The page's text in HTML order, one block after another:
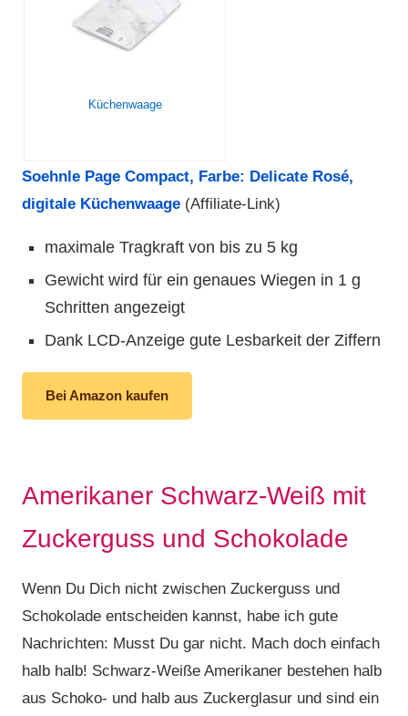
Küchenwaage
Soehnle Page Compact, Farbe: Delicate Rosé,
digitale Küchenwaage (Affiliate-Link)
maximale Tragkraft von bis zu 5 kg
Gewicht wird für ein genaues Wiegen in 1 g
Schritten angezeigt
Dank LCD-Anzeige gute Lesbarkeit der Ziffern
Bei Amazon kaufen
Amerikaner Schwarz-Weiß mit
Zuckerguss und Schokolade
Wenn Du Dich nicht zwischen Zuckerguss und
Schokolade entscheiden kannst, habe ich gute
Nachrichten: Musst Du gar nicht. Mach doch einfach
halb halb! Schwarz-Weiße Amerikaner bestehen halb
aus Schoko- und halb aus Zuckerglasur und sind ein